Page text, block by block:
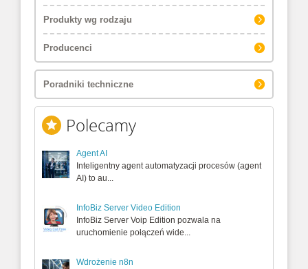
Produkty wg rodzaju
Producenci
Poradniki techniczne
Polecamy
Agent AI
Inteligentny agent automatyzacji procesów (agent
AI) to au...
InfoBiz Server Video Edition
InfoBiz Server Voip Edition pozwala na
uruchomienie połączeń wide...
Wdrożenie n8n